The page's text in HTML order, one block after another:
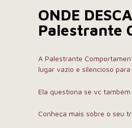
ONDE
Palestrante
A Palestrante
lugar vazio e silencioso
Ela questiona se vc
Conheça mais sobre o seu